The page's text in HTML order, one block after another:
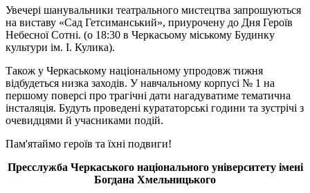
Увечері шанувальники театрального мистецтва запрошуються
на виставу «Сад Гетсиманський», приурочену до Дня Героїв
Небесної Сотні. (о 18:30 в Черкасьому міському Будинку
культури ім. І. Кулика).
Також у Черкаському національному упродовж тижня
відбудеться низка заходів. У навчальному корпусі № 1 на
першому поверсі про трагічні дати нагадуватиме тематична
інсталяція. Будуть проведені курататорські години та зустрічі з
очевидцями й учасниками подій.
Пам'ятаймо героїв та їхні подвиги!
Пресслужба Черкаського національного університету імені
Богдана Хмельницького